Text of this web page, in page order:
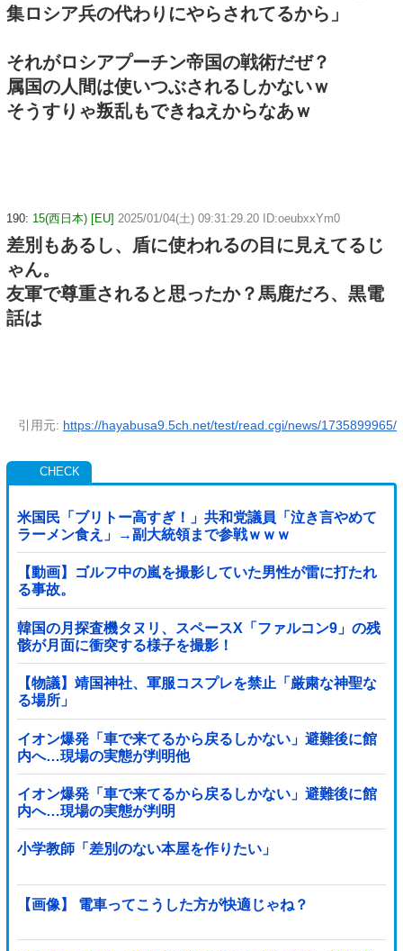
集ロシア兵の代わりにやらされてるから」
それがロシアプーチン帝国の戦術だぜ？
属国の人間は使いつぶされるしかないｗ
そうすりゃ叛乱もできねえからなあｗ
190: 15(西日本) [EU] 2025/01/04(土) 09:31:29.20 ID:oeubxxYm0
差別もあるし、盾に使われるの目に見えてるじ
ゃん。
友軍で尊重されると思ったか？馬鹿だろ、黒電
話は
引用元: https://hayabusa9.5ch.net/test/read.cgi/news/1735899965/
米国民「ブリトー高すぎ！」共和党議員「泣き言やめて
ラーメン食え」→副大統領まで参戦ｗｗｗ
【動画】ゴルフ中の嵐を撮影していた男性が雷に打たれ
る事故。
韓国の月探査機タヌリ、スペースX「ファルコン9」の残
骸が月面に衝突する様子を撮影！
【物議】靖国神社、軍服コスプレを禁止「厳粛な神聖な
る場所」
イオン爆発「車で来てるから戻るしかない」避難後に館
内へ…現場の実態が判明他
イオン爆発「車で来てるから戻るしかない」避難後に館
内へ…現場の実態が判明
小学教師「差別のない本屋を作りたい」
【画像】 電車ってこうした方が快適じゃね？